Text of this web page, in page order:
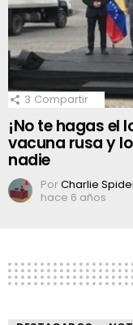
3 Compartir
¡No te hagas el
vacuna rusa y
nadie
PorCharlie
hace 6 años